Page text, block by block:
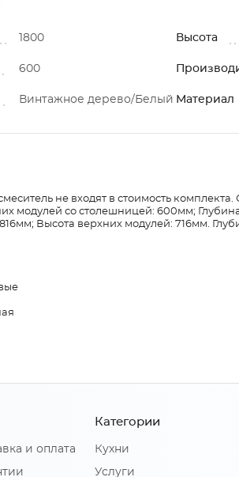
1800 Высота
600
Винтажное дерево/Белый Материал
не входят в стоимость
модулей со столешницей: 600мм;
Высота верхних модулей: 716мм.
и оплата
Категории
Кухни
Услуги